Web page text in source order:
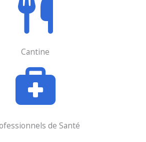
Cantine
de Santé